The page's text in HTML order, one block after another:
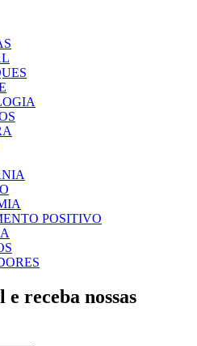
POSITIVO
receba nossas